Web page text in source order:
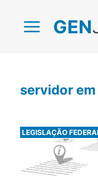
GEN
servidor
LEGISLAÇÃO